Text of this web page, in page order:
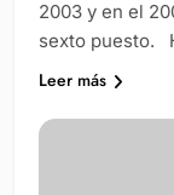
2003 y en el
sexto puesto.
Leer más